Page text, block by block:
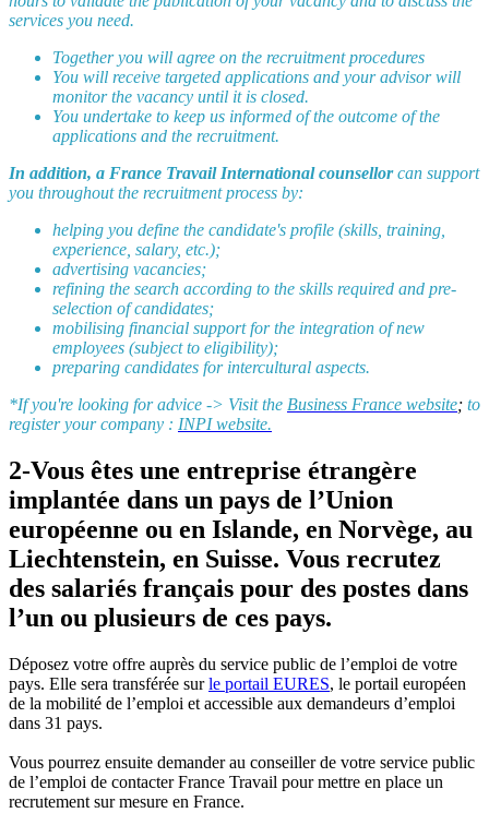
services you need.
Together you will agree on the recruitment procedures
You will receive targeted applications and your advisor will
monitor the vacancy until it is closed.
You undertake to keep us informed of the outcome of the
applications and the recruitment.
In addition, a France Travail International counsellorcan support
you throughout the recruitment process by:
helping you define the candidate's profile (skills, training,
experience, salary, etc.);
advertising vacancies;
refining the search according to the skills required and pre-
selection of candidates;
mobilising financial support for the integration of new
employees (subject to eligibility);
preparing candidates for intercultural aspects.
*If you're looking for advice -> Visit the Business France website; to
register your company : INPI website.
2-Vous êtes une entreprise étrangère
implantée dans un pays de l’Union
européenne ou en Islande, en Norvège, au
Liechtenstein, en Suisse. Vous recrutez
des salariés français pour des postes dans
l’un ou plusieurs de ces pays.
Déposez votre offre auprès du service public de l’emploi de votre
pays. Elle sera transférée surle portail EURES, le portail européen
de la mobilité de l’emploi et accessible aux demandeurs d’emploi
dans 31 pays.
Vous pourrez ensuite demander au conseiller de votre service public
de l’emploi de contacter France Travail pour mettre en place un
recrutement sur mesure en France.